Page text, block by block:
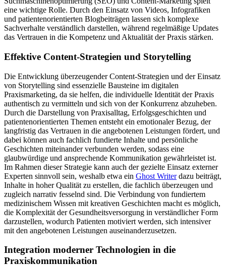
eine wichtige Rolle. Durch den Einsatz von Videos, Infografiken
und patientenorientierten Blogbeiträgen lassen sich komplexe
Sachverhalte verständlich darstellen, während regelmäßige Updates
das Vertrauen in die Kompetenz und Aktualität der Praxis stärken.
Effektive Content-Strategien und Storytelling
Die Entwicklung überzeugender Content-Strategien und der Einsatz
von Storytelling sind essenzielle Bausteine im digitalen
Praxismarketing, da sie helfen, die individuelle Identität der Praxis
authentisch zu vermitteln und sich von der Konkurrenz abzuheben.
Durch die Darstellung von Praxisalltag, Erfolgsgeschichten und
patientenorientierten Themen entsteht ein emotionaler Bezug, der
langfristig das Vertrauen in die angebotenen Leistungen fördert, und
dabei können auch fachlich fundierte Inhalte und persönliche
Geschichten miteinander verbunden werden, sodass eine
glaubwürdige und ansprechende Kommunikation gewährleistet ist.
Im Rahmen dieser Strategie kann auch der gezielte Einsatz externer
Experten sinnvoll sein, weshalb etwa ein Ghost Writerdazu beiträgt,
Inhalte in hoher Qualität zu erstellen, die fachlich überzeugen und
zugleich narrativ fesselnd sind. Die Verbindung von fundiertem
medizinischem Wissen mit kreativen Geschichten macht es möglich,
die Komplexität der Gesundheitsversorgung in verständlicher Form
darzustellen, wodurch Patienten motiviert werden, sich intensiver
mit den angebotenen Leistungen auseinanderzusetzen.
Integration moderner Technologien in die
Praxiskommunikation